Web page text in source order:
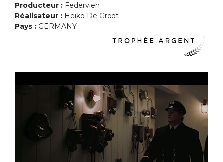
Producteur : Federvieh
Réalisateur : Heiko De Groot
Pays : GERMANY